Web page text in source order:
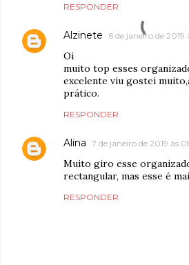
RESPONDER
Alzinete 6 de janeiro de 2019
Oi
muito top esses
excelente viu gostei
prático.
RESPONDER
Alina 7 de janeiro de 2019 às
Muito giro esse
rectangular, mas esse é
RESPONDER